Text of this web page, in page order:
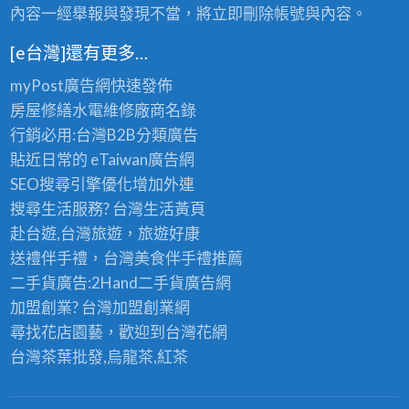
內容一經舉報與發現不當，將立即刪除帳號與內容。
[e台灣]還有更多…
myPost廣告網快速發佈
房屋修繕水電維修廠商名錄
行銷必用:台灣B2B分類廣告
貼近日常的 eTaiwan廣告網
SEO搜尋引擎優化增加外連
搜尋生活服務? 台灣生活黃頁
赴台遊,台灣旅遊，旅遊好康
送禮伴手禮，台灣美食伴手禮推薦
二手貨廣告:2Hand二手貨廣告網
加盟創業? 台灣加盟創業網
尋找花店園藝，歡迎到 台灣花網
台灣茶葉批發,烏龍茶,紅茶